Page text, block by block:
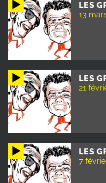
LES
13
LES
21
LES
7